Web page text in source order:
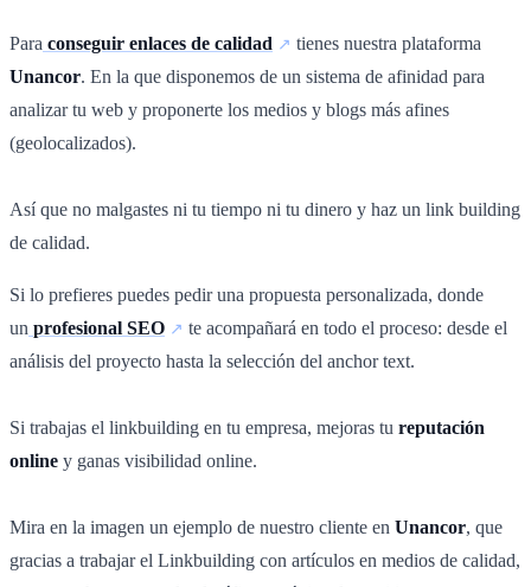
Para conseguir enlaces de calidad
tienes nuestra plataforma
Unancor. En la que disponemos de un sistema de afinidad para
analizar tu web y proponerte los medios y blogs más afines
(geolocalizados).
Así que no malgastes ni tu tiempo ni tu dinero y haz un link building
de calidad.
Si lo prefieres puedes pedir una propuesta personalizada, donde
un profesional SEO
te acompañará en todo el proceso: desde el
análisis del proyecto hasta la selección del anchor text.
Si trabajas el linkbuilding en tu empresa, mejoras tu reputación
online y ganas visibilidad online.
Mira en la imagen un ejemplo de nuestro cliente en Unancor, que
gracias a trabajar el Linkbuilding con artículos en medios de calidad,